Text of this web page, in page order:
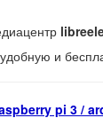
и
pi 3 /